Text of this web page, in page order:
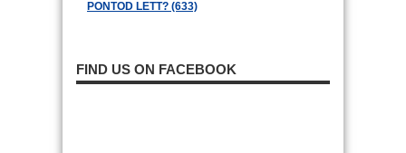
PONTOD LETT? (633)
FIND US ON FACEBOOK